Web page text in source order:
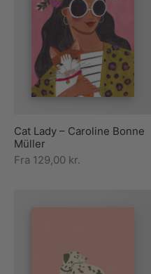
Cat Lady – Caroline Bonne
Müller
Fra 129,00 kr.